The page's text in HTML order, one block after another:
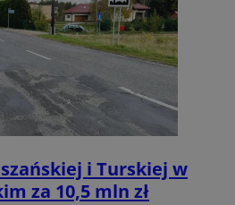
i Turskiej w
za 10,5 mln zł